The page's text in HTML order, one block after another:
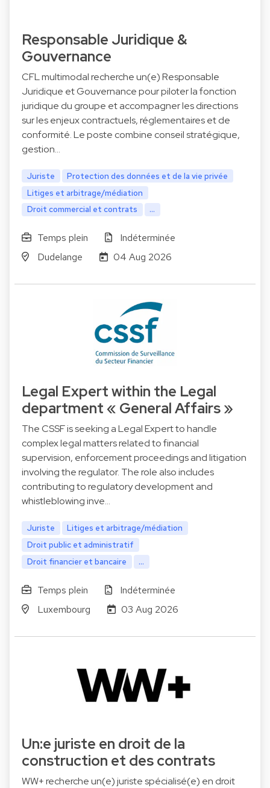
Responsable Juridique &
Gouvernance
CFL multimodal recherche un(e) Responsable
Juridique et Gouvernance pour piloter la fonction
juridique du groupe et accompagner les directions
sur les enjeux contractuels, réglementaires et de
conformité. Le poste combine conseil stratégique,
gestion…
Juriste
Protection des données et de la vie privée
Litiges et arbitrage/médiation
Droit commercial et contrats
...
Temps plein
Indéterminée
Dudelange
04 Aug 2026
Legal Expert within the Legal
department « General Affairs »
The CSSF is seeking a Legal Expert to handle
complex legal matters related to financial
supervision, enforcement proceedings and litigation
involving the regulator. The role also includes
contributing to regulatory development and
whistleblowing inve…
Juriste
Litiges et arbitrage/médiation
Droit public et administratif
Droit financier et bancaire
...
Temps plein
Indéterminée
Luxembourg
03 Aug 2026
Un:e juriste en droit de la
construction et des contrats
WW+ recherche un(e) juriste spécialisé(e) en droit